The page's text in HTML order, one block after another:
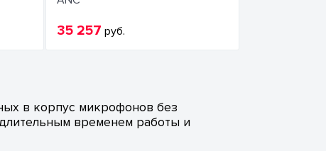
35 257 руб.
в корпус микрофонов без
временем работы и